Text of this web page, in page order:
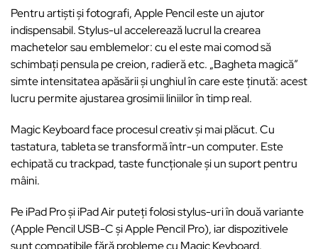
Pentru artiști și fotografi, Apple Pencil este un ajutor
indispensabil. Stylus-ul accelerează lucrul la crearea
machetelor sau emblemelor: cu el este mai comod să
schimbați pensula pe creion, radieră etc. „Bagheta magică”
simte intensitatea apăsării și unghiul în care este ținută: acest
lucru permite ajustarea grosimii liniilor în timp real.
Magic Keyboard face procesul creativ și mai plăcut. Cu
tastatura, tableta se transformă într-un computer. Este
echipată cu trackpad, taste funcționale și un suport pentru
mâini.
Pe iPad Pro și iPad Air puteți folosi stylus-uri în două variante
(Apple Pencil USB-C și Apple Pencil Pro), iar dispozitivele
sunt compatibile fără probleme cu Magic Keyboard.